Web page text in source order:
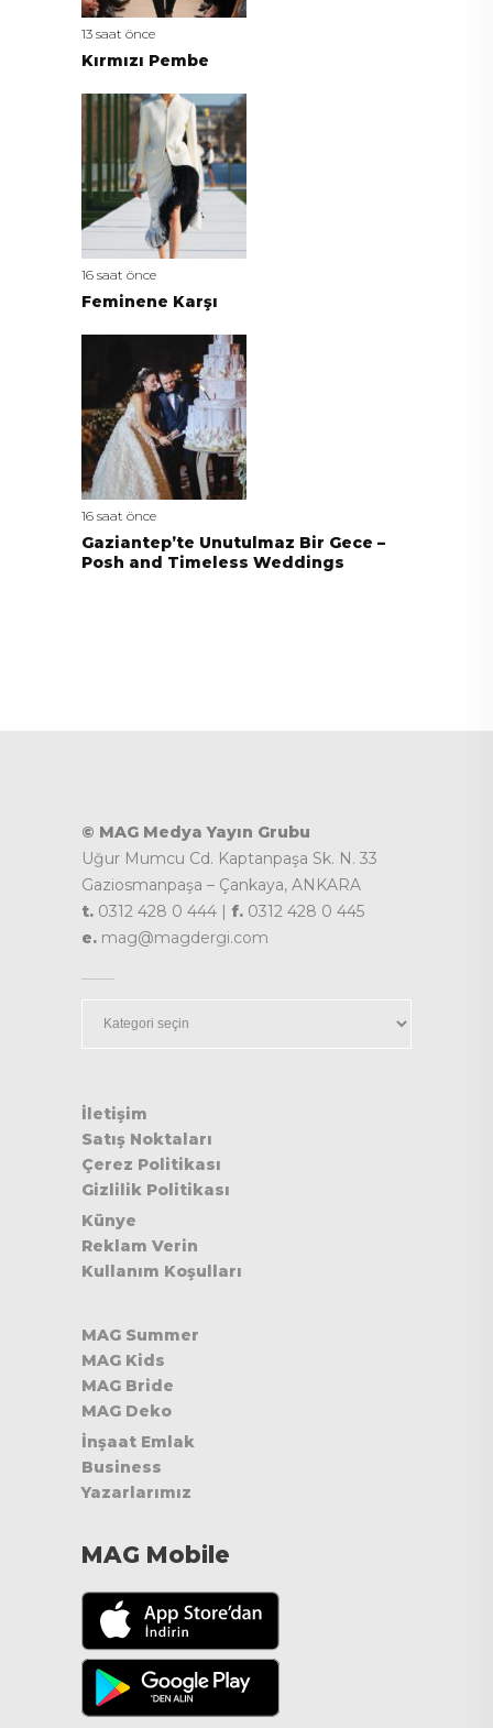
13 saat önce
Kırmızı Pembe
16 saat önce
Feminene Karşı
16 saat önce
Gaziantep’te Unutulmaz Bir Gece –
Posh and Timeless Weddings
© MAG Medya Yayın Grubu
Uğur Mumcu Cd. Kaptanpaşa Sk. N. 33
Gaziosmanpaşa – Çankaya, ANKARA
t. 0312 428 0 444 | f. 0312 428 0 445
e. mag@magdergi.com
İletişim
Satış Noktaları
Çerez Politikası
Gizlilik Politikası
Künye
Reklam Verin
Kullanım Koşulları
MAG Summer
MAG Kids
MAG Bride
MAG Deko
İnşaat Emlak
Business
Yazarlarımız
MAG Mobile